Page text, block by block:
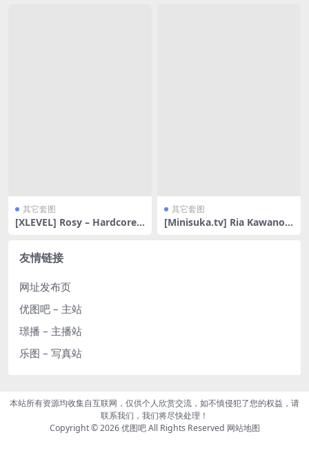
其它套图
[XLEVEL] Rosy – Hardcore
其它套图
[Minisuka.tv] Ria Kawano
友情链接
网址发布页
优图吧 – 主站
璟播 – 主播站
乐图 – 写真站
本站所有资源均收集自互联网，仅供个人欣赏交流，如不慎侵犯了您的权益，请
联系我们，我们将尽快处理！
Copyright © 2026优图吧All Rights Reserved 网站地图